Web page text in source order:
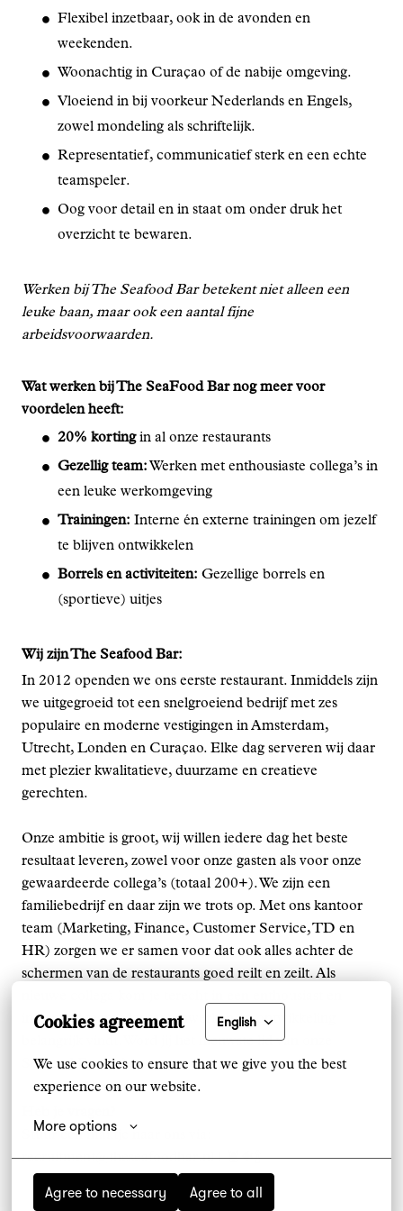
Cookies agreement English
We use cookies to ensure that we give you the best
experience on our website.
More options
Agree to necessary Agree to all
Flexibel inzetbaar, ook in de avonden en
weekenden.
Woonachtig in Curaçao of de nabije omgeving.
Vloeiend in bij voorkeur Nederlands en Engels,
zowel mondeling als schriftelijk.
Representatief, communicatief sterk en een echte
teamspeler.
Oog voor detail en in staat om onder druk het
overzicht te bewaren.
Werken bij The Seafood Bar betekent niet alleen een
leuke baan, maar ook een aantal fijne
arbeidsvoorwaarden.
Wat werken bij The SeaFood Bar nog meer voor
voordelen heeft:
20% kortingin al onze restaurants
Gezellig team: Werken met enthousiaste collega’s in
een leuke werkomgeving
Trainingen: Interne én externe trainingen om jezelf
te blijven ontwikkelen
Borrels en activiteiten: Gezellige borrels en
(sportieve) uitjes
Wij zijn The Seafood Bar:
In 2012 openden we ons eerste restaurant. Inmiddels zijn
we uitgegroeid tot een snelgroeiend bedrijf met zes
populaire en moderne vestigingen in Amsterdam,
Utrecht, Londen en Curaçao. Elke dag serveren wij daar
met plezier kwalitatieve, duurzame en creatieve
gerechten.
Onze ambitie is groot, wij willen iedere dag het beste
resultaat leveren, zowel voor onze gasten als voor onze
gewaardeerde collega’s (totaal 200+). We zijn een
familiebedrijf en daar zijn we trots op. Met ons kantoor
team (Marketing, Finance, Customer Service, TD en
HR) zorgen we er samen voor dat ook alles achter de
schermen van de restaurants goed reilt en zeilt. Als
informeel team, dat samenwerken én ontwikkeling
belangrijk vindt. Word jij het nieuwste lid van onze
Seafood Family?
Stuur een mailtje naar ons via:
recruitment@theseafoodbar.nl ! 🦞🐠🍾